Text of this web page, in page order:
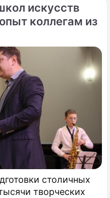
искусств
коллегам из
столичных
творческих